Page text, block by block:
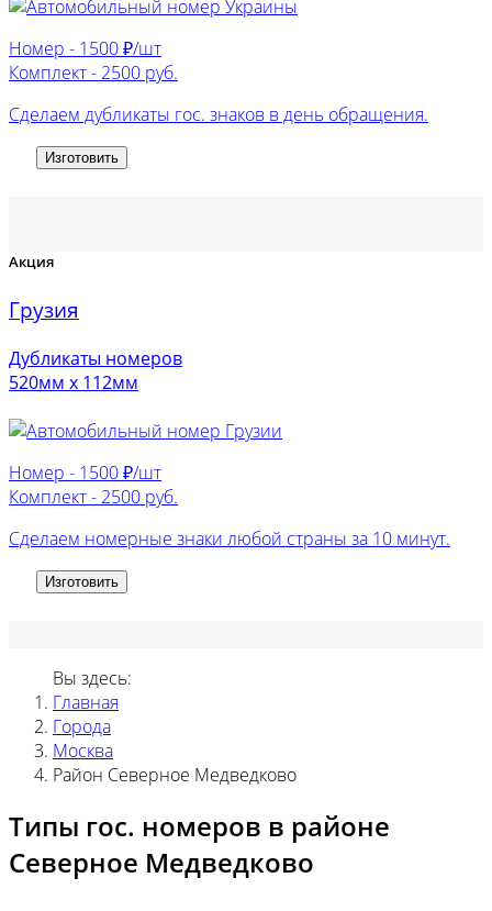
Номер - 1500 ₽/шт
Комплект - 2500 руб.
Сделаем дубликаты гос. знаков в день обращения.
Изготовить
Акция
Грузия
Дубликаты номеров
520мм х 112мм
Номер - 1500 ₽/шт
Комплект - 2500 руб.
Сделаем номерные знаки любой страны за 10 минут.
Изготовить
Вы здесь:
Главная
Города
Москва
Район Северное Медведково
Типы гос. номеров в районе
Северное Медведково